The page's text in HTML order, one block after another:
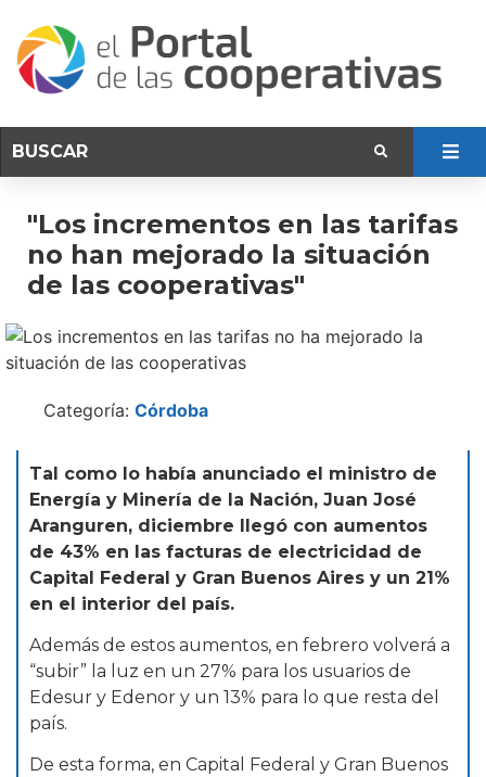
"Los incrementos en las tarifas
no han mejorado la situación
de las cooperativas"
Categoría: Córdoba
Tal como lo había anunciado el ministro de
Energía y Minería de la Nación, Juan José
Aranguren, diciembre llegó con aumentos
de 43% en las facturas de electricidad de
Capital Federal y Gran Buenos Aires y un 21%
en el interior del país.
Además de estos aumentos, en febrero volverá a
“subir” la luz en un 27% para los usuarios de
Edesur y Edenor y un 13% para lo que resta del
país.
De esta forma, en Capital Federal y Gran Buenos